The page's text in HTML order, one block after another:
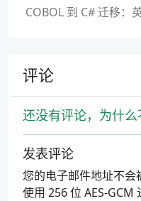
COBOL 到 C# 迁移：
评论
还没有评论，为什
发表评论
您的电子邮件地址不
使用 256 位 AES-GCM